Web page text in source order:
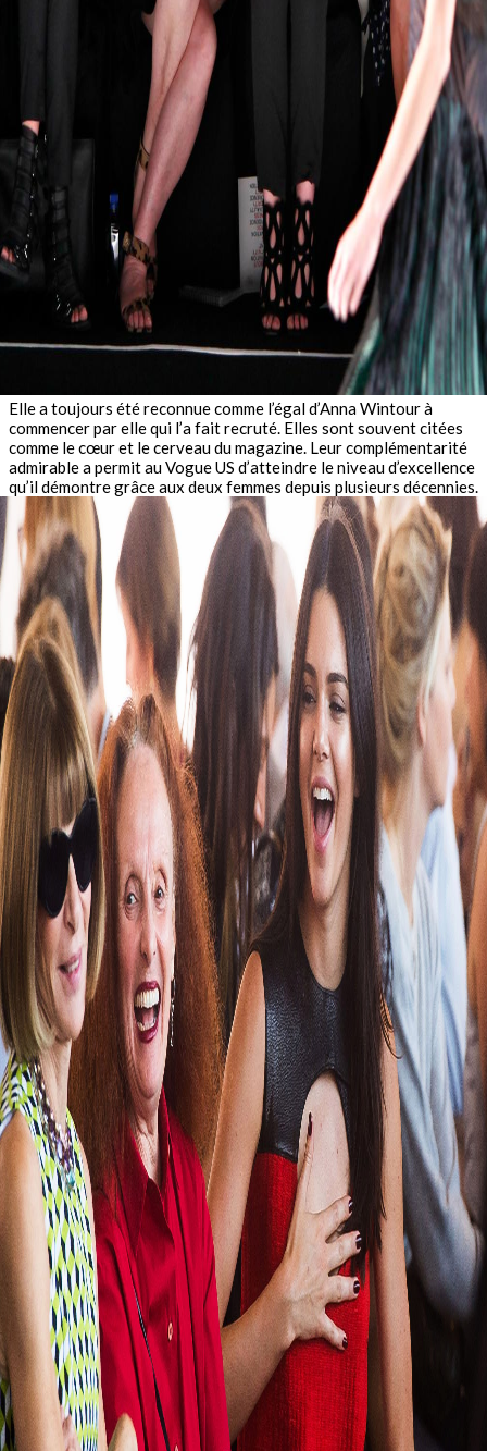
Elle a toujours été reconnue comme l’égal d’Anna Wintour à
commencer par elle qui l’a fait recruté. Elles sont souvent citées
comme le cœur et le cerveaudu magazine. Leur complémentarité
admirable a permit au Vogue US d’atteindre le niveau d’excellence
qu’il démontre grâce aux deux femmes depuis plusieurs décennies.